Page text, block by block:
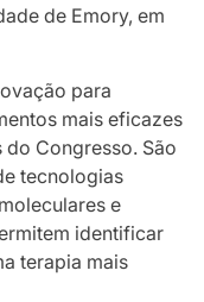
de Emory, em
para
mais eficazes
Congresso. São
tecnologias
e
identificar
terapia mais